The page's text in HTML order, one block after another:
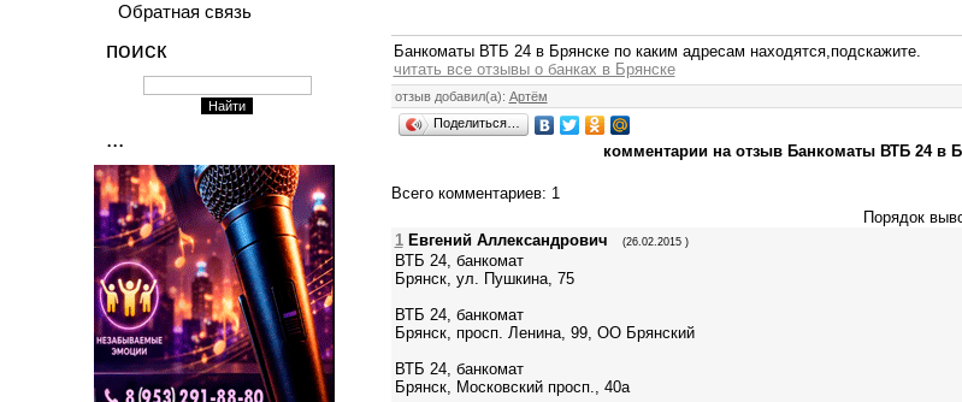
Обратная связь
поиск
...
Банкоматы ВТБ 24 в Брянске по каким адресам находятся,подскажите.
читать все отзывы о банках в Брянске
отзыв добавил(а): Артём
Поделиться…
комментарии на отзыв Банкоматы ВТБ 24 в
Всего комментариев: 1
Порядок
1 Евгений Аллександрович (26.02.2015 )
ВТБ 24, банкомат
Брянск, ул. Пушкина, 75
ВТБ 24, банкомат
Брянск, просп. Ленина, 99, ОО Брянский
ВТБ 24, банкомат
Брянск, Московский просп., 40а